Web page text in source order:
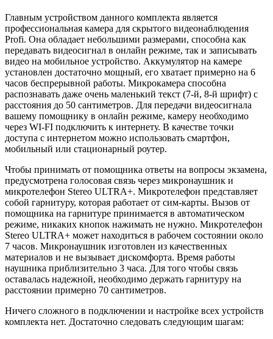
Главным устройством данного комплекта является
профессиональная камера для скрытого видеонаблюдения
Profi. Она обладает небольшими размерами, способна как
передавать видеосигнал в онлайн режиме, так и записывать
видео на мобильное устройство. Аккумулятор на камере
установлен достаточно мощный, его хватает примерно на 6
часов беспрерывной работы. Микрокамера способна
распознавать даже очень маленький текст (7-й, 8-й шрифт) с
расстояния до 50 сантиметров. Для передачи видеосигнала
вашему помощнику в онлайн режиме, камеру необходимо
через WI-FI подключить к интернету. В качестве точки
доступа с интернетом можно использовать смартфон,
мобильный или стационарный роутер.
Чтобы принимать от помощника ответы на вопросы экзамена,
предусмотрена голосовая связь через микронаушник и
микротелефон Stereo ULTRA+. Микротелефон представляет
собой гарнитуру, которая работает от сим-карты. Вызов от
помощника на гарнитуре принимается в автоматическом
режиме, никаких кнопок нажимать не нужно. Микротелефон
Stereo ULTRA+ может находиться в рабочем состоянии около
7 часов. Микронаушник изготовлен из качественных
материалов и не вызывает дискомфорта. Время работы
наушника приблизительно 3 часа. Для того чтобы связь
оставалась надежной, необходимо держать гарнитуру на
расстоянии примерно 70 сантиметров.
Ничего сложного в подключении и настройке всех устройств
комплекта нет. Достаточно следовать следующим шагам: